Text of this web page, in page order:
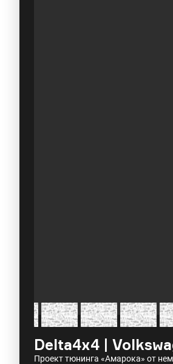
Delta4x4 |
Проект тюнинга «Амарока» от